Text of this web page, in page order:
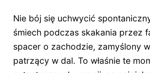
Nie bój się uchwycić
śmiech podczas skakania przez
spacer o zachodzie, zamyślony
patrzący w dal. To właśnie te